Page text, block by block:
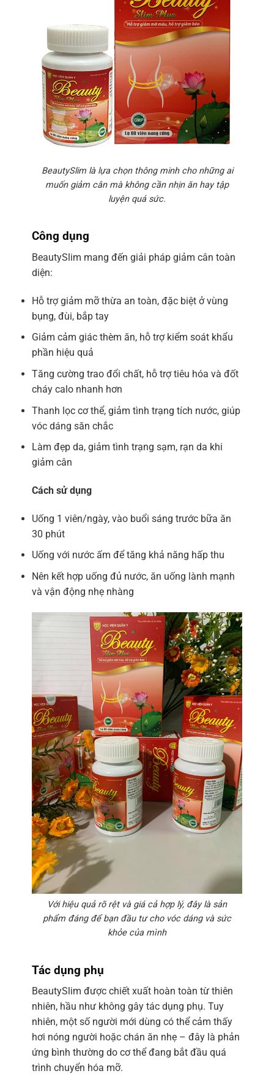
BeautySlim là lựa chọn thông minh cho những ai
muốn giảm cân mà không cần nhịn ăn hay tập
luyện quá sức.
Công dụng
BeautySlim mang đến giải pháp giảm cân toàn
diện:
Hỗ trợ giảm mỡ thừa an toàn, đặc biệt ở vùng
bụng, đùi, bắp tay
Giảm cảm giác thèm ăn, hỗ trợ kiểm soát khẩu
phần hiệu quả
Tăng cường trao đổi chất, hỗ trợ tiêu hóa và đốt
cháy calo nhanh hơn
Thanh lọc cơ thể, giảm tình trạng tích nước, giúp
vóc dáng săn chắc
Làm đẹp da, giảm tình trạng sạm, rạn da khi
giảm cân
Cách sử dụng
Uống 1 viên/ngày, vào buổi sáng trước bữa ăn
30 phút
Uống với nước ấm để tăng khả năng hấp thu
Nên kết hợp uống đủ nước, ăn uống lành mạnh
và vận động nhẹ nhàng
Với hiệu quả rõ rệt và giá cả hợp lý, đây là sản
phẩm đáng để bạn đầu tư cho vóc dáng và sức
khỏe của mình
Tác dụng phụ
BeautySlim được chiết xuất hoàn toàn từ thiên
nhiên, hầu như không gây tác dụng phụ. Tuy
nhiên, một số người mới dùng có thể cảm thấy
hơi nóng người hoặc chán ăn nhẹ – đây là phản
ứng bình thường do cơ thể đang bắt đầu quá
trình chuyển hóa mỡ.